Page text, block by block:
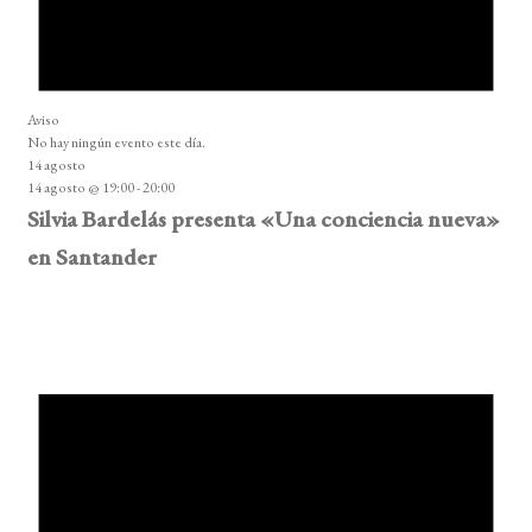
Aviso
No hay ningún evento este día.
14 agosto
14 agosto @ 19:00-20:00
Silvia Bardelás presenta «Una conciencia nueva»
en Santander